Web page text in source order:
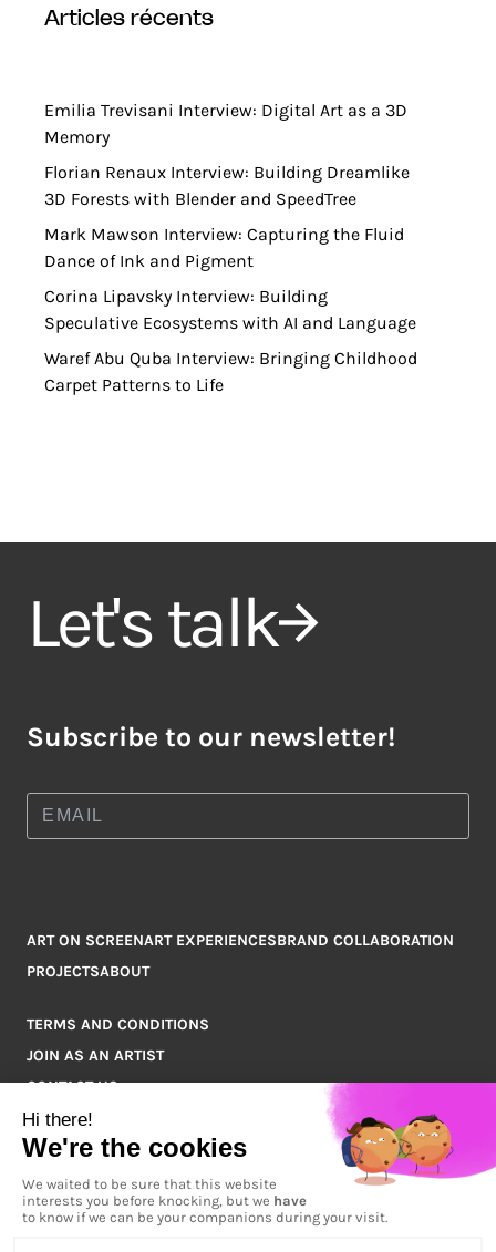
articles récents
Emilia Trevisani Interview: Digital Art as a 3D
Memory
Florian Renaux Interview: Building Dreamlike
3D Forests with Blender and SpeedTree
Mark Mawson Interview: Capturing the Fluid
Dance of Ink and Pigment
Corina Lipavsky Interview: Building
Speculative Ecosystems with AI and Language
Waref Abu Quba Interview: Bringing Childhood
Carpet Patterns to Life
Let's talk
Subscribe to our newsletter!
ART ON SCREENART EXPERIENCESBRAND COLLABORATION
PROJECTSABOUT
TERMS AND CONDITIONS
JOIN AS AN ARTIST
CONTACT US
Q&A